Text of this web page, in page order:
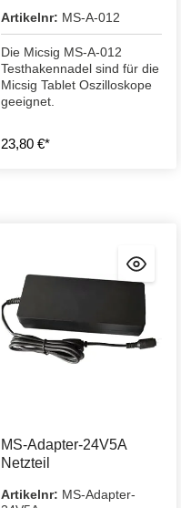
Artikelnr: MS-A-012
Die Micsig MS-A-012
Testhakennadel sind für die
Micsig Tablet Oszilloskope
geeignet.
23,80 €*
MS-Adapter-24V5A
Netzteil
Artikelnr: MS-Adapter-